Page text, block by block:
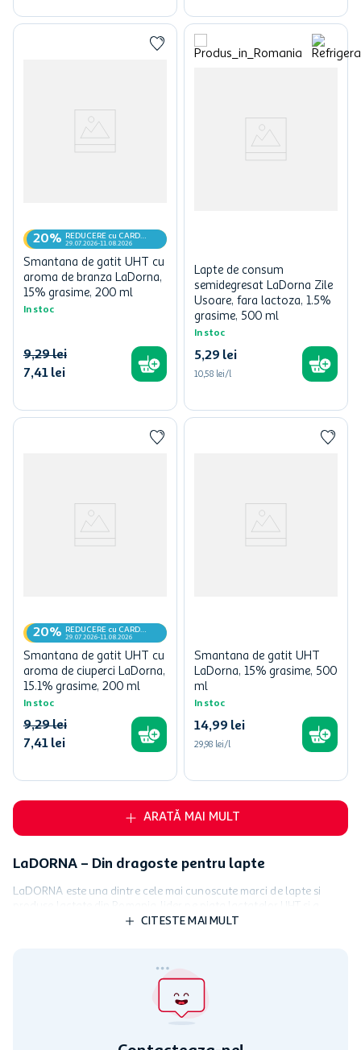
20%
REDUCERE cu CARD
MyCLUB
29.07.2026-11.08.2026
Smantana de gatit UHT cu
aroma de branza LaDorna,
15% grasime, 200 ml
In stoc
7,41 lei
9,29lei
Lapte de consum
semidegresat LaDorna Zile
Usoare, fara lactoza, 1.5%
grasime, 500 ml
In stoc
5,29 lei
10,58 lei/l
20%
REDUCERE cu CARD
MyCLUB
29.07.2026-11.08.2026
Smantana de gatit UHT cu
aroma de ciuperci LaDorna,
15.1% grasime, 200 ml
In stoc
7,41 lei
9,29lei
Smantana de gatit UHT
LaDorna, 15% grasime, 500
ml
In stoc
14,99 lei
29,98 lei/l
ARATĂ MAI MULT
LaDORNA – Din dragoste pentru lapte
LaDORNA este una dintre cele mai cunoscute marci de lapte si
branzeturilor. LaDORNA este primul brand care a lansat lapte UHT
Povestea LaDORNA – Lapte din Tara Dornelor
Povestea LaDORNA a inceput in anul 1998, printre dealurile verzi
din nordul tarii, in Tara Dornelor, acolo unde bunatatea laptelui
procesare a laptelui. Pot totusi natura si tehnologia moderna sa fie
CITESTE MAI MULT